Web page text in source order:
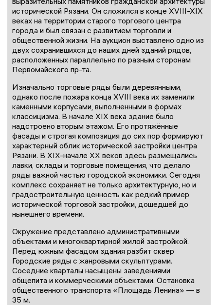
исторической Рязани. Он сложился в конце XVIII-XIX
веках на территории старого торгового центра
города и был связан с развитием торговли и
общественной жизни. На аукцион выставлено одно из
двух сохранившихся до наших дней зданий рядов,
расположенных параллельно по разным сторонам
Первомайского пр-та.
Изначально торговые ряды были деревянными,
однако после пожара конца XVIII века их заменили
каменными корпусами, выполненными в формах
классицизма. В начале XIX века здание было
надстроено вторым этажом. Его протяжённые
фасады и строгая композиция до сих пор формируют
характерный облик исторической застройки центра
Рязани. В XIX-начале XX веков здесь размещались
лавки, склады и торговые помещения, что делало
ряды важной частью городской экономики. Сегодня
комплекс сохраняет не только архитектурную, но и
градостроительную ценность как редкий пример
исторической торговой застройки, дошедшей до
нынешнего времени.
Окружение представлено административными
объектами и многоквартирной жилой застройкой.
Перед южным фасадом здания разбит сквер
Городские ряды с жанровыми скульптурами.
Соседние кварталы насыщены заведениями
общепита и коммерческими объектами. Остановка
общественного транспорта «Площадь Ленина» — в
35 м.